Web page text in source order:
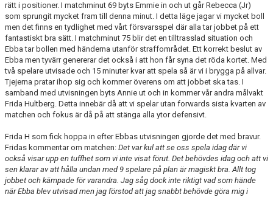
rätt i positioner. I matchminut 69 byts Emmie in och ut går Rebecca (Jr)
som sprungit mycket fram till denna minut. I detta läge jagar vi mycket boll
men det finns en tydlighet med vårt försvarsspel där alla tar jobbet på ett
fantastiskt bra sätt. I matchminut 75 blir det en tilltrasslad situation och
Ebba tar bollen med händerna utanför straffområdet. Ett korrekt beslut av
Ebba men tyvärr genererar det också i att hon får syna det röda kortet. Med
två spelare utvisade och 15 minuter kvar att spela så är vi i brygga på allvar.
Tjejerna pratar ihop sig och kommer överens om att jobbet ska tas. I
samband med utvisningen byts Annie ut och in kommer vår andra målvakt
Frida Hultberg. Detta innebär då att vi spelar utan forwards sista kvarten av
matchen och fokus är då på att stänga alla ytor defensivt.
Frida H som fick hoppa in efter Ebbas utvisningen gjorde det med bravur.
Fridas kommentar om matchen: Det var kul att se oss spela idag där vi
också visar upp en tuffhet som vi inte visat förut. Det behövdes idag och att vi
sen klarar av att hålla undan med 9 spelare på plan är magiskt bra. Allt tog
jobbet och kämpade för varandra. Jag såg dock inte riktigt vad som hände
när Ebba blev utvisad men jag förstod att jag snabbt behövde göra mig i